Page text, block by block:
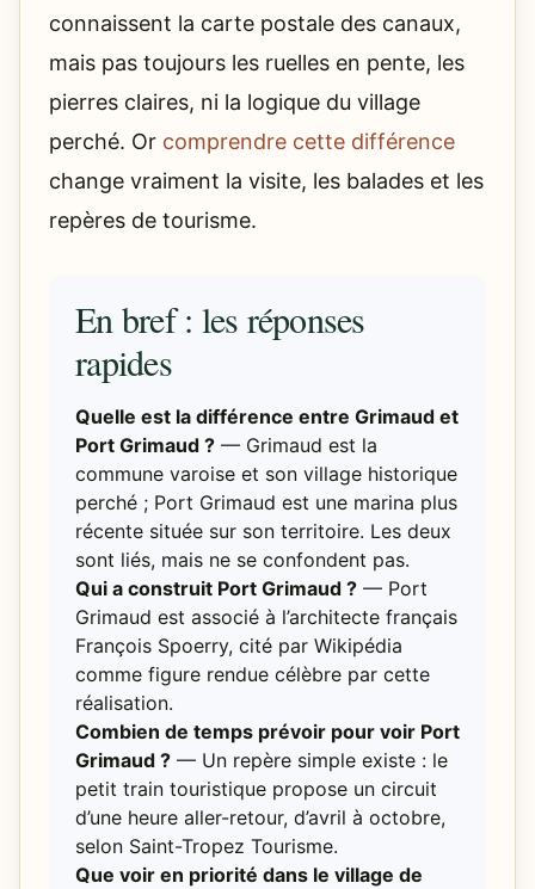
connaissent la carte postale des canaux,
mais pas toujours les ruelles en pente, les
pierres claires, ni la logique du village
perché. Or comprendre cette différence
change vraiment la visite, les balades et les
repères de tourisme.
En bref : les réponses
rapides
Quelle est la différence entre Grimaud et
Port Grimaud ? — Grimaud est la
commune varoise et son village historique
perché ; Port Grimaud est une marina plus
récente située sur son territoire. Les deux
sont liés, mais ne se confondent pas.
Qui a construit Port Grimaud ? — Port
Grimaud est associé à l’architecte français
François Spoerry, cité par Wikipédia
comme figure rendue célèbre par cette
réalisation.
Combien de temps prévoir pour voir Port
Grimaud ? — Un repère simple existe : le
petit train touristique propose un circuit
d’une heure aller-retour, d’avril à octobre,
selon Saint-Tropez Tourisme.
Que voir en priorité dans le village de